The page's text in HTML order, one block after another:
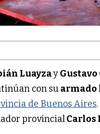
LuayzayGustavo
con su
de Buenos Aires
provincialCarlos